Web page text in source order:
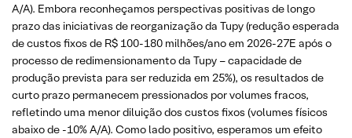
A/A). Embora reconheçamos perspectivas positivas de longo
prazo das iniciativas de reorganização da Tupy (redução esperada
de custos fixos de R$ 100-180 milhões/ano em 2026-27E após o
processo de redimensionamento da Tupy – capacidade de
produção prevista para ser reduzida em 25%), os resultados de
curto prazo permanecem pressionados por volumes fracos,
refletindo uma menor diluição dos custos fixos (volumes físicos
abaixo de -10% A/A). Como lado positivo, esperamos um efeito